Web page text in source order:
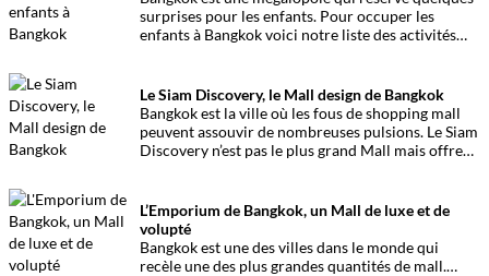
surprises pour les enfants. Pour occuper les
enfants à Bangkok voici notre liste des activités
Le Siam Discovery, le Mall design de Bangkok
Bangkok est la ville où les fous de shopping mall
peuvent assouvir de nombreuses pulsions. Le Siam
Discovery n’est pas le plus grand Mall mais offre
L’Emporium de Bangkok, un Mall de luxe et de
volupté
Bangkok est une des villes dans le monde qui
recèle une des plus grandes quantités de mall.